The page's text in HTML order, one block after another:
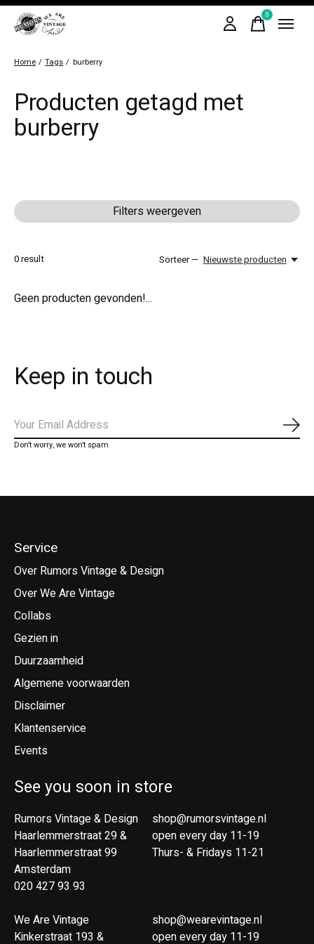
0items
Home / Tags / burberry
Producten getagd met
burberry
Filters weergeven
0result Sorteer — Nieuwste producten
Geen producten gevonden!...
Keep in touch
Don’t worry, we won’t spam
Service
Over Rumors Vintage & Design
Over We Are Vintage
Collabs
Gezien in
Duurzaamheid
Algemene voorwaarden
Disclaimer
Klantenservice
Events
See you soon in store
Rumors Vintage & Design
Haarlemmerstraat 29 &
Haarlemmerstraat 99
Amsterdam
020 427 93 93
We Are Vintage
Kinkerstraat 193 &
shop@rumorsvintage.nl
open every day 11-19
Thurs- & Fridays 11-21
shop@wearevintage.nl
open every day 11-19